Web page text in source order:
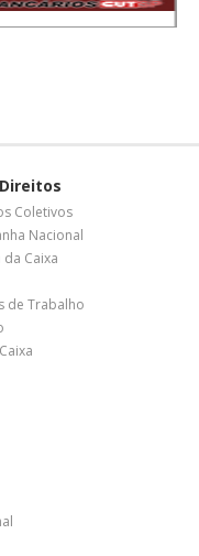
Coletivos
Nacional
da Caixa
de Trabalho